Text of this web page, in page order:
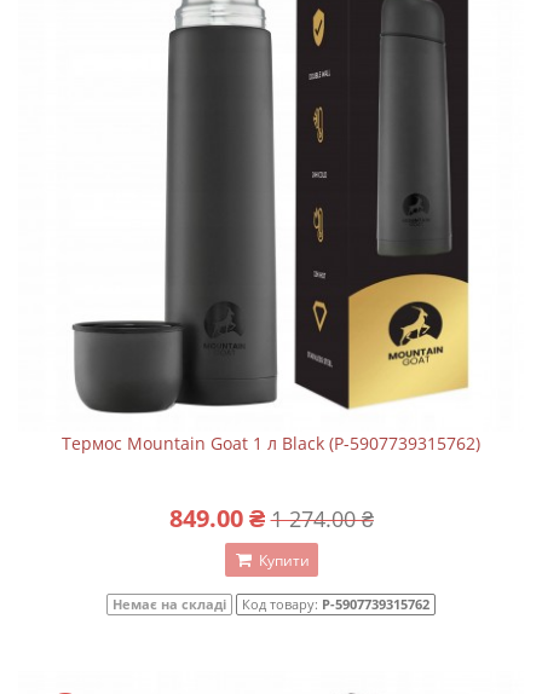
Термос Mountain Goat 1 л Black (P-5907739315762)
849.00 ₴ 1 274.00 ₴
Купити
Немає на складі Код товару: P-5907739315762